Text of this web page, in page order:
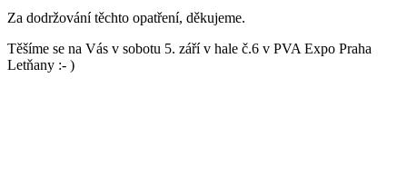
Za dodržování těchto opatření, děkujeme.
Těšíme se na Vás v sobotu 5. září v hale č.6 v PVA Expo Praha
Letňany :- )